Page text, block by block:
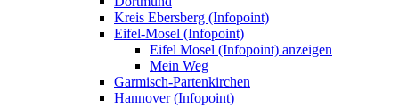
Kreis Ebersberg (Infopoint)
Eifel-Mosel (Infopoint)
Eifel Mosel (Infopoint) anzeigen
Mein Weg
Garmisch-Partenkirchen
Hannover (Infopoint)